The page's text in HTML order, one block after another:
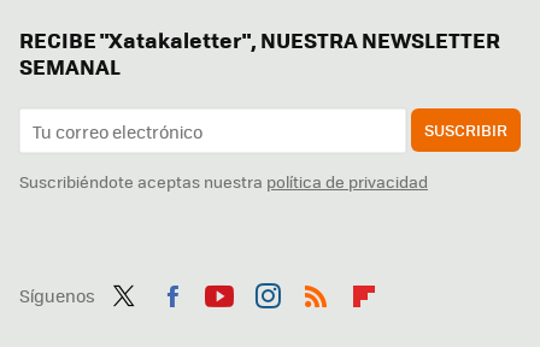
RECIBE "Xatakaletter", NUESTRA NEWSLETTER
SEMANAL
SUSCRIBIR
Suscribiéndote aceptas nuestra política de privacidad
Síguenos